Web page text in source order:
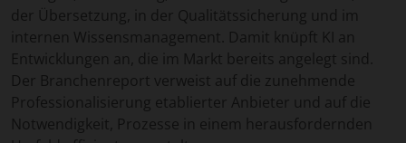
der Übersetzung, in der Qualitätssicherung und im
internen Wissensmanagement. Damit knüpft KI an
Entwicklungen an, die im Markt bereits angelegt sind.
Der Branchenreport verweist auf die zunehmende
Professionalisierung etablierter Anbieter und auf die
Notwendigkeit, Prozesse in einem herausfordernden